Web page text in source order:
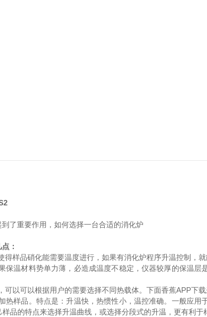
了重要作用，如何选择一台合适的消化炉
：
得样品硝化能需要温度进行，如果有消化炉程序升温控制，就
保温材料势单力薄，必造成温度不稳定，仪器较厚的保温
可以可以根据用户的需要选择不同热载体。下面香蕉APP下
热样品。特点是：升温快，热惯性小，温控准确。一般应
品的特点来选择升温曲线，或选择分段式的升温，更有利